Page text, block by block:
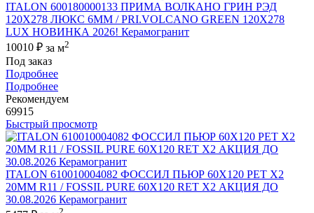
ITALON 600180000133 ПРИМА ВОЛКАНО ГРИН РЭД
120X278 ЛЮКС 6ММ / PRI.VOLCANO GREEN 120X278
LUX НОВИНКА 2026! Керамогранит
10010 ₽ за м2
Под заказ
Подробнее
Подробнее
Рекомендуем
69915
Быстрый просмотр
ITALON 610010004082 ФОССИЛ ПЬЮР 60X120 РЕТ Х2
20MM R11 / FOSSIL PURE 60X120 RET X2 АКЦИЯ ДО
30.08.2026 Керамогранит
2